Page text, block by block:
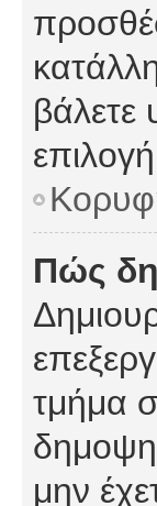
βάλετε
Πώς
τμήμα
μην